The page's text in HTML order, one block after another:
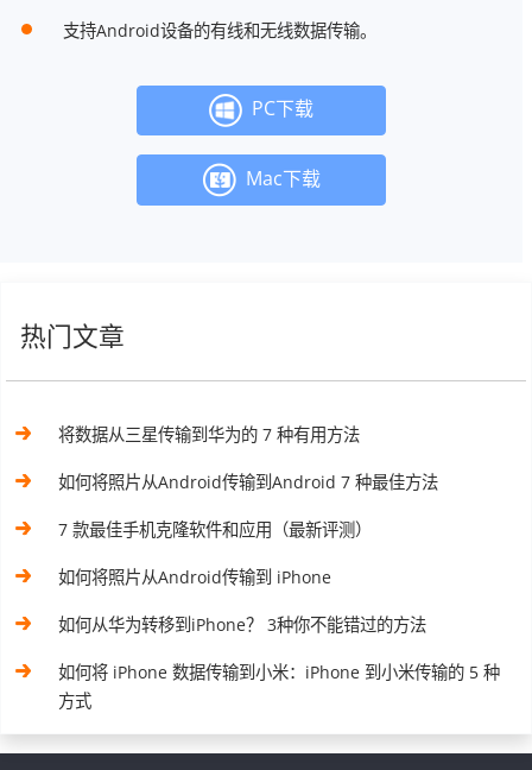
支持Android设备的有线和无线数据传输。
PC下载
Mac下载
热门文章
将数据从三星传输到华为的 7 种有用方法
如何将照片从Android传输到Android 7 种最佳方法
7 款最佳手机克隆软件和应用（最新评测）
如何将照片从Android传输到 iPhone
如何从华为转移到iPhone？ 3种你不能错过的方法
如何将 iPhone 数据传输到小米：iPhone 到小米传输的 5 种
方式